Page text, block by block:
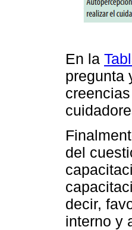
En la
pregunta
del
decir,
interno y